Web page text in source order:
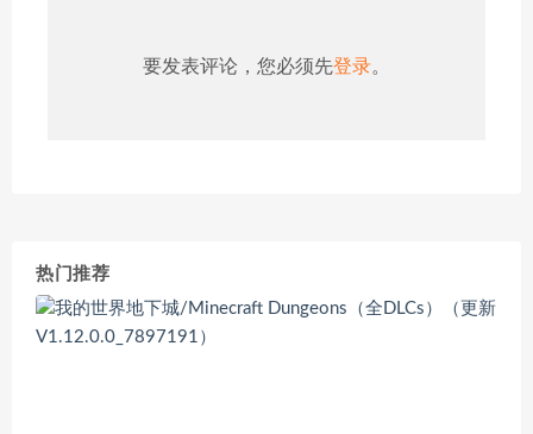
要发表评论，您必须先登录。
热门推荐